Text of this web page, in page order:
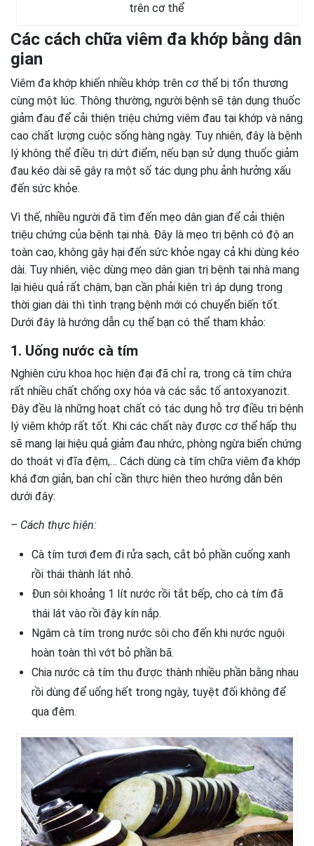
trên cơ thể
Các cách chữa viêm đa khớp bằng dân
gian
Viêm đa khớp khiến nhiều khớp trên cơ thể bị tổn thương
cùng một lúc. Thông thường, người bệnh sẽ tận dụng thuốc
giảm đau để cải thiện triệu chứng viêm đau tại khớp và nâng
cao chất lượng cuộc sống hàng ngày. Tuy nhiên, đây là bệnh
lý không thể điều trị dứt điểm, nếu bạn sử dụng thuốc giảm
đau kéo dài sẽ gây ra một số tác dụng phụ ảnh hưởng xấu
đến sức khỏe.
Vì thế, nhiều người đã tìm đến mẹo dân gian để cải thiện
triệu chứng của bệnh tại nhà. Đây là mẹo trị bệnh có độ an
toàn cao, không gây hại đến sức khỏe ngay cả khi dùng kéo
dài. Tuy nhiên, việc dùng mẹo dân gian trị bệnh tại nhà mang
lại hiệu quả rất chậm, bạn cần phải kiên trì áp dụng trong
thời gian dài thì tình trạng bệnh mới có chuyển biến tốt.
Dưới đây là hướng dẫn cụ thể bạn có thể tham khảo:
1. Uống nước cà tím
Nghiên cứu khoa học hiện đại đã chỉ ra, trong cà tím chứa
rất nhiều chất chống oxy hóa và các sắc tố antoxyanozit.
Đây đều là những hoạt chất có tác dụng hỗ trợ điều trị bệnh
lý viêm khớp rất tốt. Khi các chất này được cơ thể hấp thụ
sẽ mang lại hiệu quả giảm đau nhức, phòng ngừa biến chứng
do thoát vị đĩa đệm,… Cách dùng cà tím chữa viêm đa khớp
khá đơn giản, bạn chỉ cần thực hiện theo hướng dẫn bên
dưới đây:
– Cách thực hiện:
Cà tím tươi đem đi rửa sạch, cắt bỏ phần cuống xanh
rồi thái thành lát nhỏ.
Đun sôi khoảng 1 lít nước rồi tắt bếp, cho cà tím đã
thái lát vào rồi đậy kín nắp.
Ngâm cà tím trong nước sôi cho đến khi nước nguội
hoàn toàn thì vớt bỏ phần bã.
Chia nước cà tím thu được thành nhiều phần bằng nhau
rồi dùng để uống hết trong ngày, tuyệt đối không để
qua đêm.